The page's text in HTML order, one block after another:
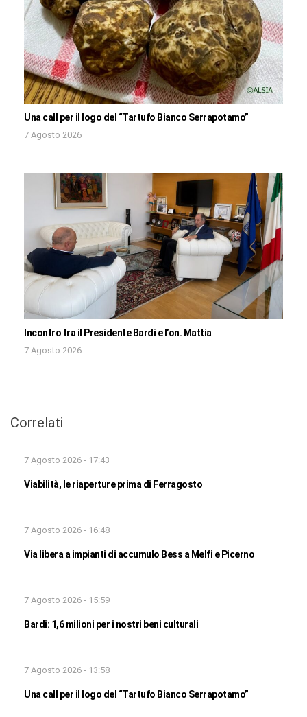
Una call per il logo del “Tartufo Bianco Serrapotamo”
7 Agosto 2026
Incontro tra il Presidente Bardi e l’on. Mattia
7 Agosto 2026
Correlati
7 Agosto 2026 - 17:43
Viabilità, le riaperture prima di Ferragosto
7 Agosto 2026 - 16:48
Via libera a impianti di accumulo Bess a Melfi e Picerno
7 Agosto 2026 - 15:59
Bardi: 1,6 milioni per i nostri beni culturali
7 Agosto 2026 - 13:58
Una call per il logo del “Tartufo Bianco Serrapotamo”